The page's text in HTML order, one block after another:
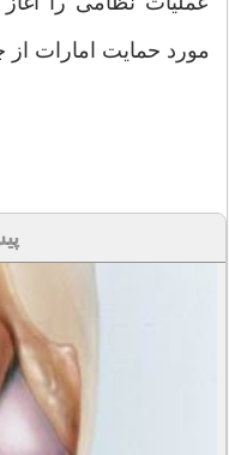
مورد حمایت امارات